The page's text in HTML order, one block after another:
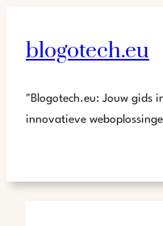
blogotech.eu
"Blogotech.eu: Jouw gids
innovatieve